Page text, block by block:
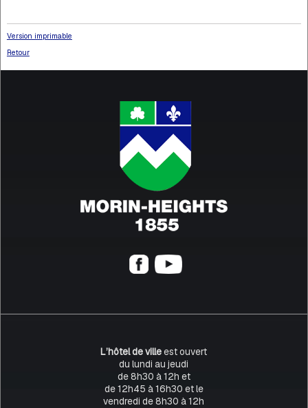
Version imprimable
Retour
L’hôtel de villeest ouvert
du lundi au jeudi
de 8h30 à 12h et
de 12h45 à 16h30 et le
vendredi de 8h30 à 12h